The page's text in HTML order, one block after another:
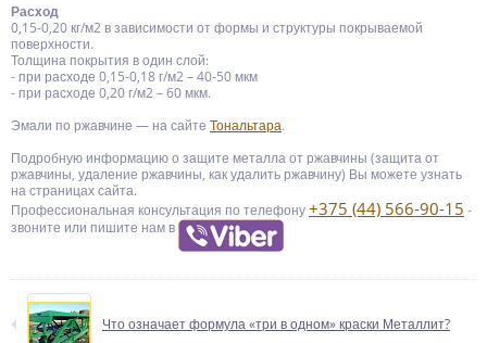
Расход
0,15-0,20 кг/м2 в зависимости от формы и структуры покрываемой
поверхности.
Толщина покрытия в один слой:
- при расходе 0,15-0,18 г/м2 – 40-50 мкм
- при расходе 0,20 г/м2 – 60 мкм.
Эмали по ржавчине — на сайте Тональтара.
Подробную информацию о защите металла от ржавчины (защита от
ржавчины, удаление ржавчины, как удалить ржавчину) Вы можете узнать
на страницах сайта.
Профессиональная консультация по телефону+375 (44) 566-90-15 -
звоните или пишите нам в
Что означает формула «три в одном» краски Металлит?